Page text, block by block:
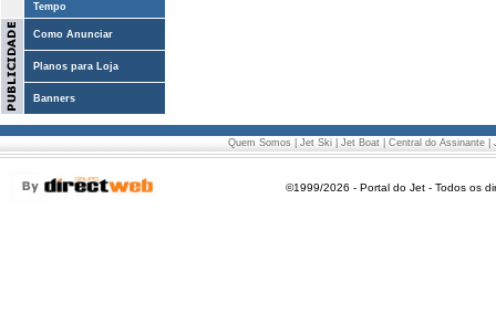
Tempo
Como Anunciar
Planos para Loja
Banners
Quem Somos Jet Ski| Jet Boat| Central do Assinante|
©1999/2026 - Portal do Jet - Todos os